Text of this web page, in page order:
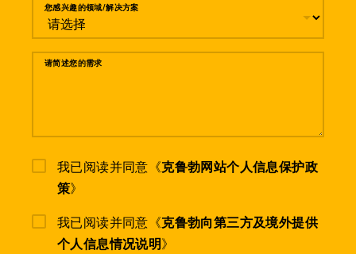
您感兴趣的领域/解决方案
请简述您的需求
我已阅读并同意《克鲁勃网站个人信息保护政
策》
我已阅读并同意《克鲁勃向第三方及境外提供
个人信息情况说明》